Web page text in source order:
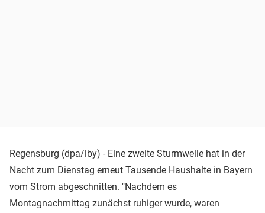
Regensburg (dpa/lby) - Eine zweite Sturmwelle hat in der
Nacht zum Dienstag erneut Tausende Haushalte in Bayern
vom Strom abgeschnitten. "Nachdem es
Montagnachmittag zunächst ruhiger wurde, waren